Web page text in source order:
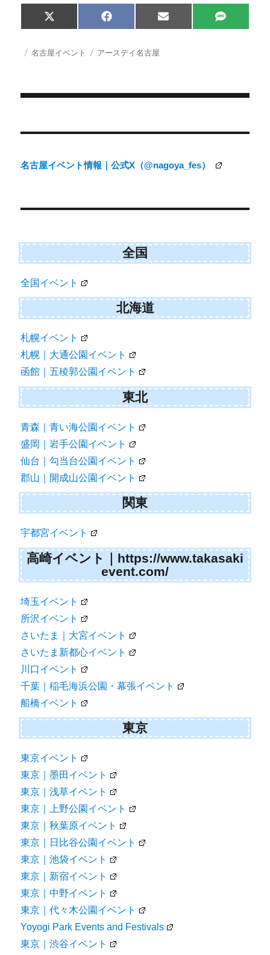
Share
on
X
(
w
i
r
Share
on
F
a
e
b
Share
on
E
m
Share
on
S
M
投 カ
名古屋イベント
タ
アースデイ名古屋
稿
ビ
ー
ョ
ン
名古屋イベント情報｜公式X（@nagoya_fes）
全国
全国イベント
北海道
札幌イベント
札幌｜大通公園イベント
函館｜五稜郭公園イベント
東北
青森｜青い海公園イベント
盛岡｜岩手公園イベント
仙台｜勾当台公園イベント
郡山｜開成山公園イベント
関東
宇都宮イベント
高崎イベント｜https://www.takasaki
event.com/
埼玉イベント
所沢イベント
さいたま｜大宮イベント
さいたま新都心イベント
川口イベント
千葉｜稲毛海浜公園・幕張イベント
船橋イベント
東京
東京イベント
東京｜墨田イベント
東京｜浅草イベント
東京｜上野公園イベント
東京｜秋葉原イベント
東京｜日比谷公園イベント
東京｜池袋イベント
東京｜新宿イベント
東京｜中野イベント
東京｜代々木公園イベント
Yoyogi Park Events and Festivals
東京｜渋谷イベント